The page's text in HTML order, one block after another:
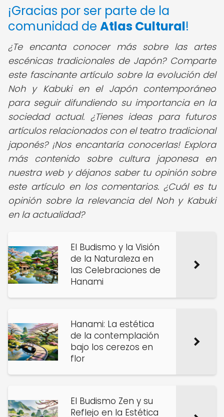
¡Gracias por ser parte de la
comunidad de Atlas Cultural!
¿Te encanta conocer más sobre las artes
escénicas tradicionales de Japón? Comparte
este fascinante artículo sobre la evolución del
Noh y Kabuki en el Japón contemporáneo
para seguir difundiendo su importancia en la
sociedad actual. ¿Tienes ideas para futuros
artículos relacionados con el teatro tradicional
japonés? ¡Nos encantaría conocerlas! Explora
más contenido sobre cultura japonesa en
nuestra web y déjanos saber tu opinión sobre
este artículo en los comentarios. ¿Cuál es tu
opinión sobre la relevancia del Noh y Kabuki
en la actualidad?
El Budismo y la Visión
de la Naturaleza en
las Celebraciones de
Hanami
Hanami: La estética
de la contemplación
bajo los cerezos en
flor
El Budismo Zen y su
Reflejo en la Estética